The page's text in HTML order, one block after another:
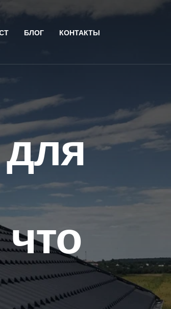
БЛОГ КОНТАКТЫ